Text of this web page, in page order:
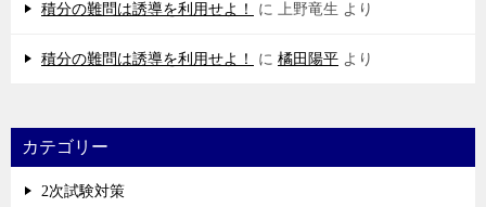
積分の難問は誘導を利用せよ！ に 上野竜生 より
積分の難問は誘導を利用せよ！ に 橘田陽平 より
カテゴリー
2次試験対策